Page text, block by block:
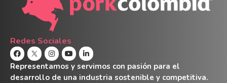
Redes Sociales
Representamos y servimos con pasión para el
desarrollo de una industria sostenible y competitiva.